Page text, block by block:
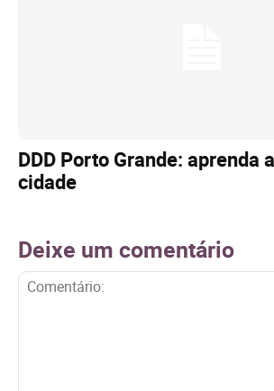
DDD Porto Grande: aprenda
cidade
Deixe um comentário